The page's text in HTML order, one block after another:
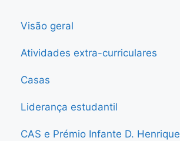
Visão geral
Atividades extra-curriculares
Casas
Liderança estudantil
CAS e Prémio Infante D. Henrique